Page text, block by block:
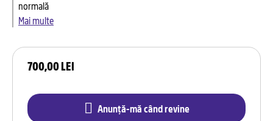
700,00 LEI
Anunță-mă când revine
normală
Mai multe